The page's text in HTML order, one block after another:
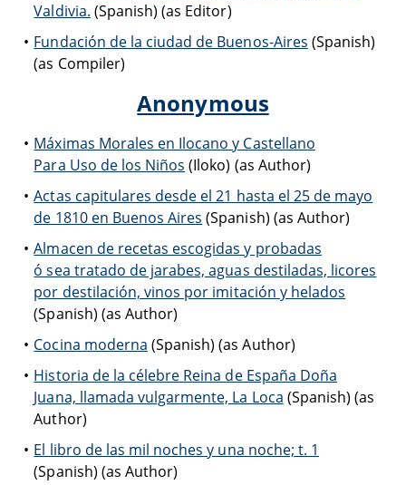
Valdivia. (Spanish) (as Editor)
Fundación de la ciudad de Buenos-Aires (Spanish)
(as Compiler)
Anonymous
Máximas Morales en Ilocano y Castellano
Para Uso de los Niños (Iloko) (as Author)
Actas capitulares desde el 21 hasta el 25 de mayo
de 1810 en Buenos Aires (Spanish) (as Author)
Almacen de recetas escogidas y probadas
ó sea tratado de jarabes, aguas destiladas, licores
por destilación, vinos por imitación y helados
(Spanish) (as Author)
Cocina moderna (Spanish) (as Author)
Historia de la célebre Reina de España Doña
Juana, llamada vulgarmente, La Loca (Spanish) (as
Author)
El libro de las mil noches y una noche; t. 1
(Spanish) (as Author)